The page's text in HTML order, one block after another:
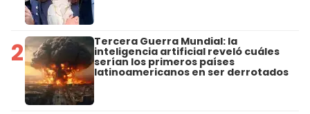
2 Tercera Guerra Mundial: la
inteligencia artificial reveló cuáles
serían los primeros países
latinoamericanos en ser derrotados